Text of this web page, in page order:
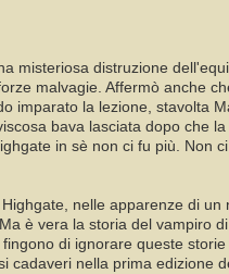
misteriosa distruzione
malvagie. Affermò anche
imparato la lezione, stavolta
bava lasciata dopo che
in sè non ci fu più. Non
nelle apparenze di
è vera la storia del vampiro
di ignorare queste
cadaveri nella prima